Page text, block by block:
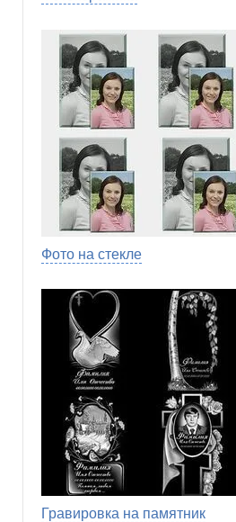
Фото на стекле
Гравировка на памятник